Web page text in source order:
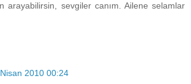
arayabilirsin, sevgiler canım. Ailene selamlar
2010 00:24